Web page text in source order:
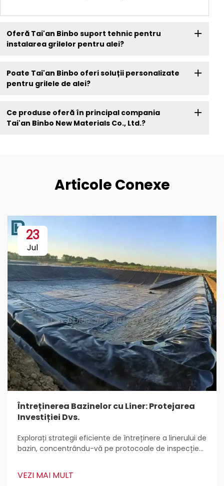
Oferă Tai'an Binbo suport tehnic pentru
instalarea grilelor pentru alei?
Poate Tai'an Binbo oferi soluții personalizate
pentru grilele de alei?
Ce produse oferă în principal compania
Tai'an Binbo New Materials Co., Ltd.?
Articole Conexe
23
Jul
Întreținerea Bazinelor cu Liner: Protejarea
Investiției Dvs.
Explorați strategii eficiente de întreținere a linerului de
bazin, concentrându-vă pe protocoale de inspecție
durabilitatea și longevitatea utilizând materiale HDPE.
VEZI MAI MULT